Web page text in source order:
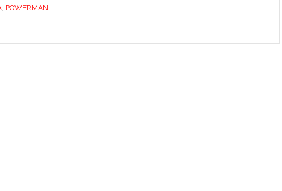
, POWERMAN